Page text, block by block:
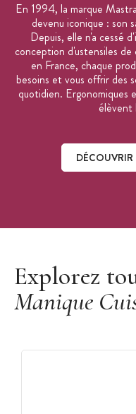
En 1994, la marque
devenu iconique : son
Depuis, elle n'a cessé
conception d'ustensiles
en France, chaque
besoins et vous offrir des
quotidien. Ergonomiques
élèvent
Explorez
Manique